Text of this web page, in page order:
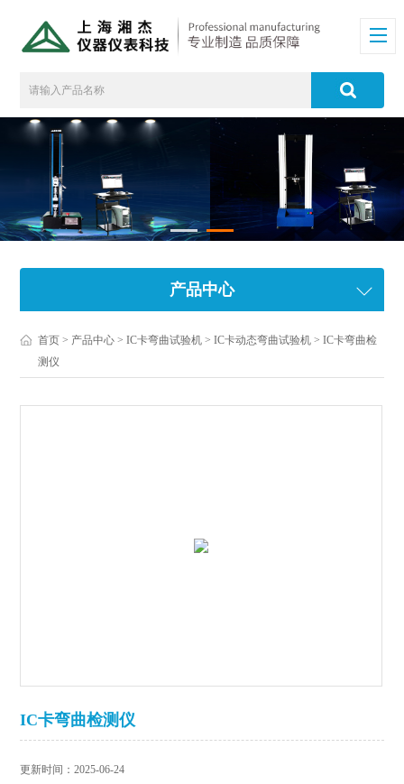
产品中心
首页 > 产品中心 >IC卡弯曲试验机 >IC卡动态弯曲试验机 > IC卡弯曲检
测仪
IC卡弯曲检测仪
更新时间：2025-06-24